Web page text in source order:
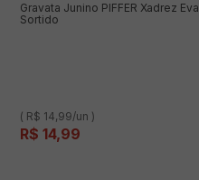
Gravata Junino PIFFER Xadrez Eva
Sortido
( R$ 14,99/un )
R$ 14,99